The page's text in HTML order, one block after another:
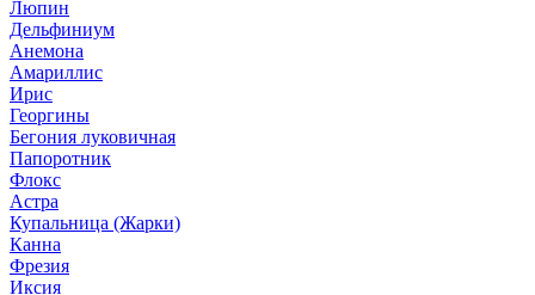
Люпин
Дельфиниум
Анемона
Амариллис
Ирис
Георгины
Бегония луковичная
Папоротник
Флокс
Астра
Купальница (Жарки)
Канна
Фрезия
Иксия